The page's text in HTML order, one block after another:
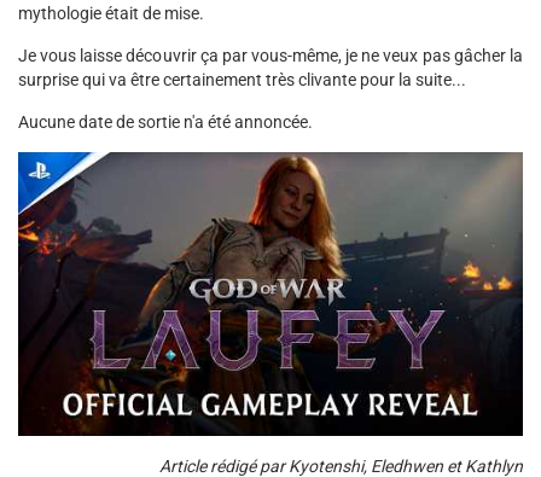
mythologie était de mise.
Je vous laisse découvrir ça par vous-même, je ne veux pas gâcher la
surprise qui va être certainement très clivante pour la suite...
Aucune date de sortie n'a été annoncée.
Article rédigé par Kyotenshi, Eledhwen et Kathlyn